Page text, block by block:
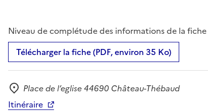
Niveau de complétude des informations de la fiche
Télécharger la fiche (PDF, environ 35 Ko)
Adresse
Place de l’eglise 44690 Château-Thébaud
Itinéraire